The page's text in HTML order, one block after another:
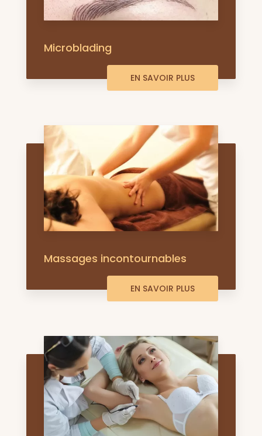
Microblading
EN SAVOIR PLUS
Massages incontournables
EN SAVOIR PLUS